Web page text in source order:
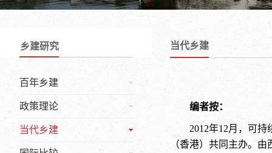
乡建研究
百年乡建
政策理论
当代乡建
当代乡建
编者按：
2012年12月，可
（香港）共同主办。